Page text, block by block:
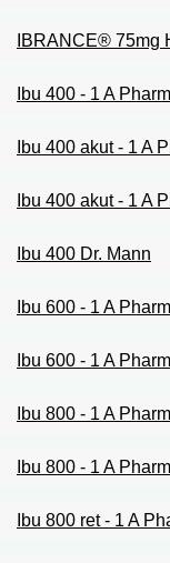
IBRANCE® 75mg
Ibu 400 - 1 A
Ibu 400 akut - 1 A
Ibu 400 akut - 1 A
Ibu 400 Dr. Mann
Ibu 600 - 1 A
Ibu 600 - 1 A
Ibu 800 - 1 A
Ibu 800 - 1 A
Ibu 800 ret - 1 A